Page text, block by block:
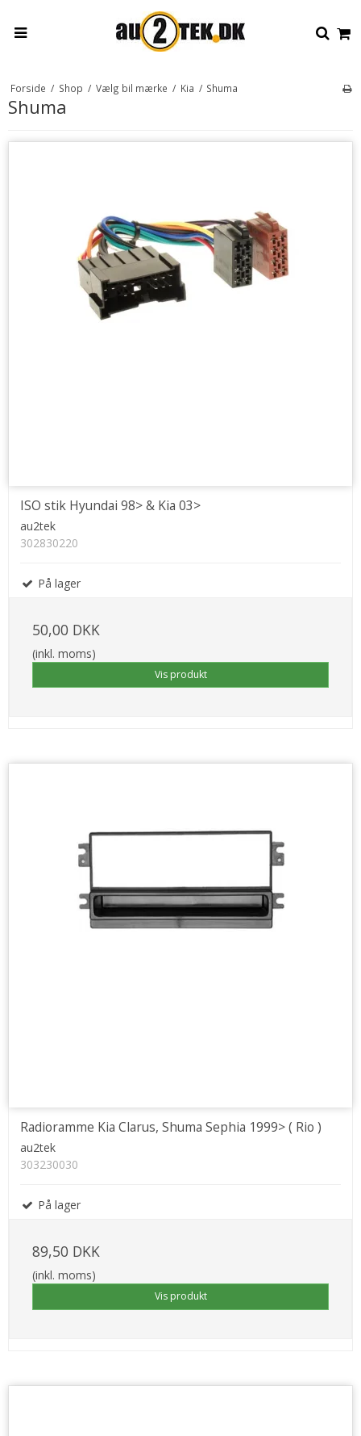
Forside / Shop / Vælg bil mærke / Kia / Shuma
Shuma
ISO stik Hyundai 98> & Kia 03>
au2tek
302830220
På lager
50,00 DKK
(inkl. moms)
Vis produkt
Radioramme Kia Clarus, Shuma Sephia 1999> ( Rio )
au2tek
303230030
På lager
89,50 DKK
(inkl. moms)
Vis produkt